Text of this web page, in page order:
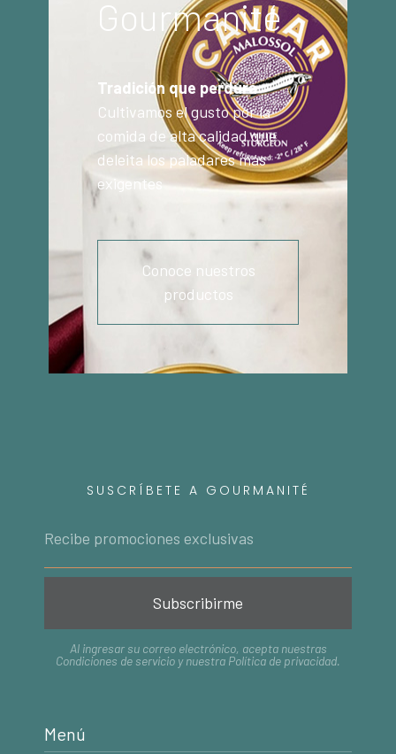
Gourmanité
Tradición que perdura
Cultivamos el gusto por la
comida de alta calidad que
deleita los paladares más
exigentes
Conoce nuestros
productos
SUSCRÍBETE A GOURMANITÉ
Subscribirme
Al ingresar su correo electrónico, acepta nuestras
Condiciones de servicio y nuestra Política de privacidad.
Menú